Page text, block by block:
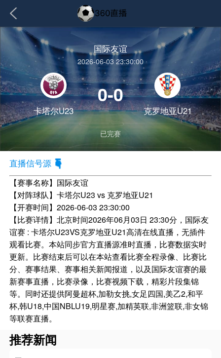
国际友谊
2026-06-03 23:30:00
卡塔尔U23
0-0
克罗地亚U21
已完赛
直播信号源
【赛事名称】 国际友谊
【对阵球队】卡塔尔U23 vs 克罗地亚U21
【开赛时间】2026-06-03 23:30:00
【比赛详情】北京时间2026年06月03日 23:30分，国际友
谊赛 : 卡塔尔U23VS克罗地亚U21高清在线直播，无插件
观看比赛。本站同步官方直播源准时直播，比赛数据实时
更新。比赛结束后可以在本站查看比赛全程录像、比赛比
分、赛事结果、赛事相关新闻报道，以及国际友谊赛的最
新赛事直播，比赛录像，比赛视频下载，精彩片段集锦
等。同时还提供阿曼超杯,加勒女挑,女足四国,美乙2,和平
杯,韩U18,中国NBLU19,明星赛,加精英联,非洲篮联,非女锦
等联赛直播。
推荐新闻